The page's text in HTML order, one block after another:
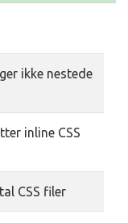
ikke nestede
inline CSS
CSS filer